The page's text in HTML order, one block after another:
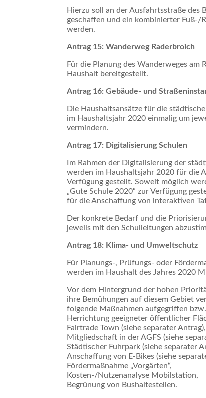
Hierzu soll an der Ausfahrtsstraße des
geschaffen und ein kombinierter Fuß-/
werden.
Antrag 15: Wanderweg Raderbroich
Für die Planung des Wanderweges am
Haushalt bereitgestellt.
Antrag 16: Gebäude- und
Die Haushaltsansätze für die
im Haushaltsjahr 2020 einmalig um
vermindern.
Antrag 17: Digitalisierung Schulen
Im Rahmen der Digitalisierung der
werden im Haushaltsjahr 2020 für die
Verfügung gestellt. Soweit möglich
„Gute Schule 2020“ zur Verfügung
für die Anschaffung von interaktiven
Der konkrete Bedarf und die
jeweils mit den Schulleitungen
Antrag 18: Klima- und Umweltschutz
Für Planungs-, Prüfungs- oder
werden im Haushalt des Jahres 2020
Vor dem Hintergrund der hohen
ihre Bemühungen auf diesem Gebiet
folgende Maßnahmen aufgegriffen
Herrichtung geeigneter öffentlicher
Fairtrade Town (siehe separater Antrag),
Mitgliedschaft in der AGFS (siehe
Städtischer Fuhrpark (siehe separater
Anschaffung von E-Bikes (siehe
Fördermaßnahme „Vorgärten“,
Kosten-/Nutzenanalyse Mobilstation,
Begrünung von Bushaltestellen.